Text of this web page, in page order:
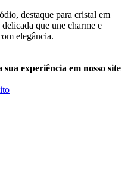
destaque para cristal em
que une charme e
elegância.
experiência em nosso site